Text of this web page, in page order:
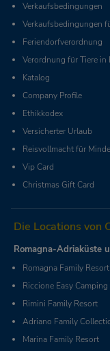
Verkaufsbedingungen
Verkaufsbedingungen
Feriendorfverordnung
Verordnung für Tiere in
Katalog
Company Profile
Ethikkodex
Versicherter Urlaub
Reisvollmacht für
Vip Card
Christmas Gift Card
Die Locations von
Romagna-Adriaküste
Romagna Family Resort
Riccione Easy
Rimini Family Resort
Adriano Family
Marina Family Resort